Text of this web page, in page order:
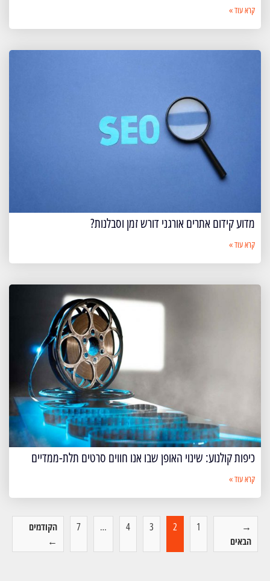
קרא עוד »
מדוע קידום אתרים אורגני דורש זמן וסבלנות?
קרא עוד »
כיפות קולנוע: שינוי האופן שבו אנו חווים סרטים תלת-ממדיים
קרא עוד »
→
הבאים
1
2
3
4
…
7
הקודמים
←